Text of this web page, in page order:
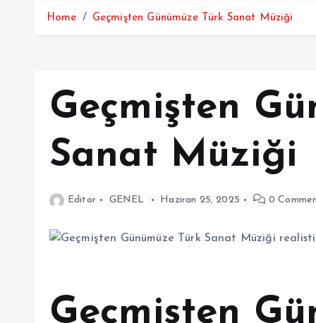
Home Geçmişten Günümüze Türk Sanat Müziği
Geçmişten
Sanat Müziği
Editor GENEL Haziran 25, 2025 0
Geçmişten